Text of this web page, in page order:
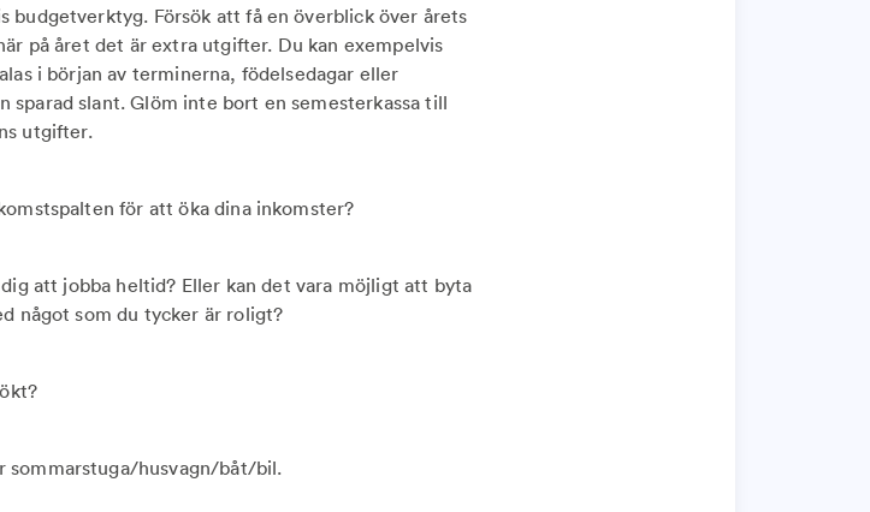
budgetverktyg. Försök att få en överblick över årets
på året det är extra utgifter. Du kan exempelvis
i början av terminerna, födelsedagar eller
sparad slant. Glöm inte bort en semesterkassa till
utgifter.
för att öka dina inkomster?
att jobba heltid? Eller kan det vara möjligt att byta
något som du tycker är roligt?
sommarstuga/husvagn/båt/bil.